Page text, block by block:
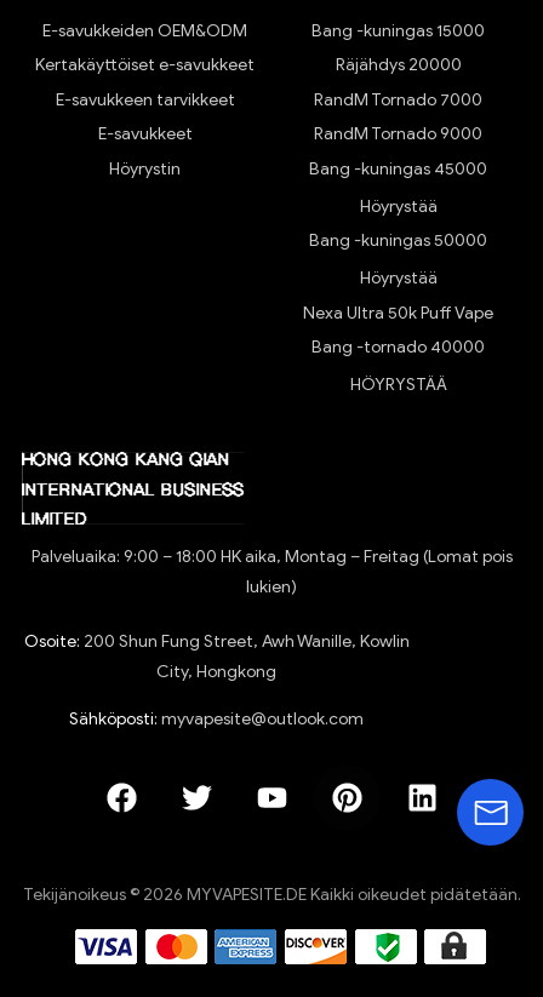
E-savukkeiden OEM&ODM
Kertakäyttöiset e-savukkeet
E-savukkeen tarvikkeet
E-savukkeet
Höyrystin
Bang -kuningas 15000
Räjähdys 20000
RandM Tornado 7000
RandM Tornado 9000
Bang -kuningas 45000
Höyrystää
Bang -kuningas 50000
Höyrystää
Nexa Ultra 50k Puff Vape
Bang -tornado 40000
HÖYRYSTÄÄ
Palveluaika: 9:00 – 18:00 HK aika, Montag – Freitag (Lomat pois
lukien)
Osoite: 200 Shun Fung Street, Awh Wanille, Kowlin
City, Hongkong
Sähköposti: myvapesite@outlook.com
Tekijänoikeus © 2026 MYVAPESITE.DE Kaikki oikeudet pidätetään.